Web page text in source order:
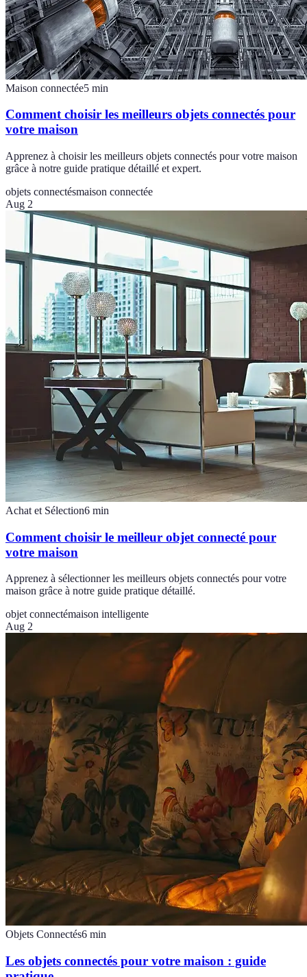
Maison connectée5 min
Comment choisir les meilleurs objets connectés pour
votre maison
Apprenez à choisir les meilleurs objets connectés pour votre maison
grâce à notre guide pratique détaillé et expert.
objets connectésmaison connectée
Aug 2
Achat et Sélection6 min
Comment choisir le meilleur objet connecté pour
votre maison
Apprenez à sélectionner les meilleurs objets connectés pour votre
maison grâce à notre guide pratique détaillé.
objet connectémaison intelligente
Aug 2
Objets Connectés6 min
Les objets connectés pour votre maison : guide